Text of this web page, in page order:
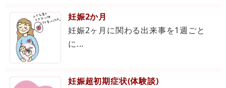
妊娠2か月
妊娠2ヶ月に関わる出来事を1週ごと
に...
妊娠超初期症状(体験談)